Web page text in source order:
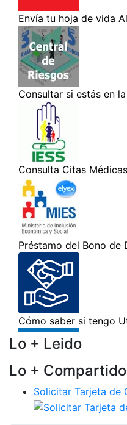
Lo + Leido
Lo + Compartido
Solicitar Tarjeta de